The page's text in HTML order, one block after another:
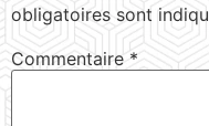
obligatoires sont
Commentaire*